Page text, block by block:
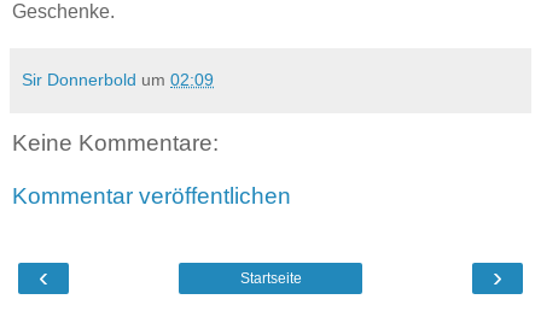
Geschenke.
Sir Donnerbold um 02:09
Keine Kommentare:
Kommentar veröffentlichen
‹ ›
Startseite